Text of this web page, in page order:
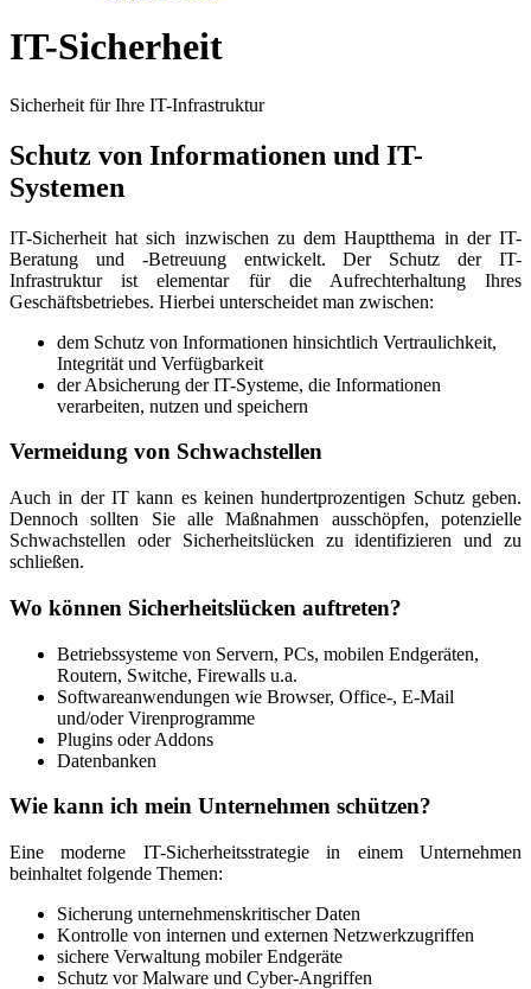
IT-Sicherheit
Sicherheit für Ihre IT-Infrastruktur
Schutz von Informationen und IT-
Systemen
IT-Sicherheit hat sich inzwischen zu dem Hauptthema in der IT-
Beratung und -Betreuung entwickelt. Der Schutz der IT-
Infrastruktur ist elementar für die Aufrechterhaltung Ihres
Geschäftsbetriebes. Hierbei unterscheidet man zwischen:
dem Schutz von Informationen hinsichtlich Vertraulichkeit,
Integrität und Verfügbarkeit
der Absicherung der IT-Systeme, die Informationen
verarbeiten, nutzen und speichern
Vermeidung von Schwachstellen
Auch in der IT kann es keinen hundertprozentigen Schutz geben.
Dennoch sollten Sie alle Maßnahmen ausschöpfen, potenzielle
Schwachstellen oder Sicherheitslücken zu identifizieren und zu
schließen.
Wo können Sicherheitslücken auftreten?
Betriebssysteme von Servern, PCs, mobilen Endgeräten,
Routern, Switche, Firewalls u.a.
Softwareanwendungen wie Browser, Office-, E-Mail
und/oder Virenprogramme
Plugins oder Addons
Datenbanken
Wie kann ich mein Unternehmen schützen?
Eine moderne IT-Sicherheitsstrategie in einem Unternehmen
beinhaltet folgende Themen:
Sicherung unternehmenskritischer Daten
Kontrolle von internen und externen Netzwerkzugriffen
sichere Verwaltung mobiler Endgeräte
Schutz vor Malware und Cyber-Angriffen